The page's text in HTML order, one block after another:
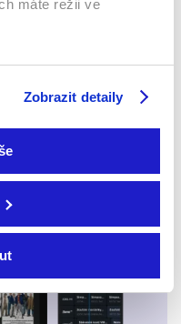
máte režii ve
Zobrazit detaily
LG, VIDAA